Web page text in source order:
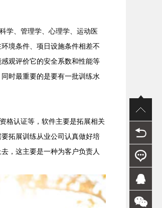
、管理学、心理学、运动医
境条件、项日设施条件相差不
观评价它的安全系数和性能等
时最重要的是要有一批训练水
认证等，软件主要是拓展相关
拓展训练从业公司认真做好培
，这主要是一种为客户负责人